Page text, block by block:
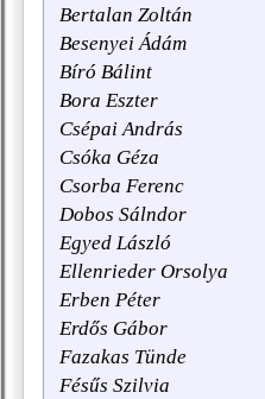
Bertalan Zoltán
Besenyei Ádám
Bíró Bálint
Bora Eszter
Csépai András
Csóka Géza
Csorba Ferenc
Dobos Sálndor
Egyed László
Ellenrieder Orsolya
Erben Péter
Erdős Gábor
Fazakas Tünde
Fésűs Szilvia